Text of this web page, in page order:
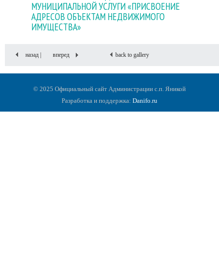
МУНИЦИПАЛЬНОЙ УСЛУГИ «ПРИСВОЕНИЕ
АДРЕСОВ ОБЪЕКТАМ НЕДВИЖИМОГО
ИМУЩЕСТВА»
назад | вперед back to gallery
© 2025 Официальный сайт Администрации с.п. Яникой
Разработка и поддержка: Danifo.ru